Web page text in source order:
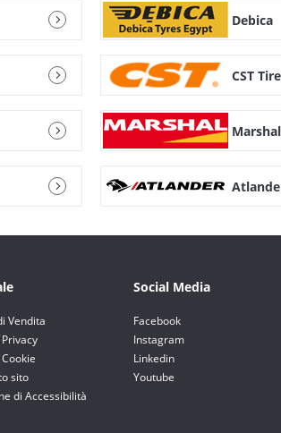
Debica
CST
Marshal
Vendita
sito
di Accessibilità
Social Media
Facebook
Instagram
Linkedin
Youtube